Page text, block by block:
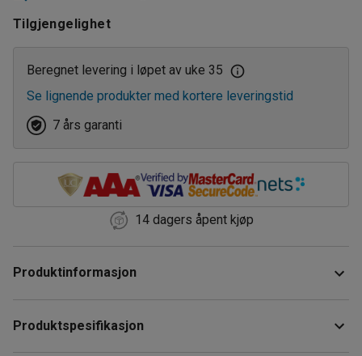
Tilgjengelighet
Beregnet levering i løpet av uke 35
Se lignende produkter med kortere leveringstid
7 års garanti
14 dagers åpent kjøp
Produktinformasjon
glødelister, 2 stk øvre og nedreflon. Dette reservedelsettet
Produktspesifikasjon